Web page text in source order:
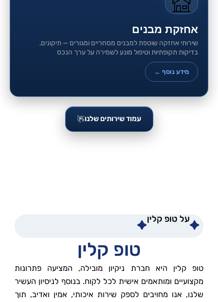
אחזקת מבנים
שירותי אחזקה שוטפת למבנים מסחריים ומגורים — תיקונים,
בדיקות תקופתיות וטיפול מונע לשמירה על ערך הנכס
מידע נוסף ←
עמוד שירותים שלנו
על טופ קלין
טופ קלין
טופ קלין היא חברת ניקיון מובילה, המציעה פתרונות
מקצועיים ומותאמים אישית לכל לקוח. בנוסף לניסיון העשיר
שלנו, אנו מחויבים לספק שירות איכותי, אמין ואדיב, תוך